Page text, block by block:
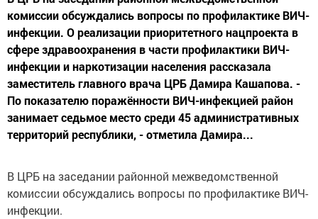
комиссии обсуждались вопросы по профилактике ВИЧ-
инфекции. О реализации приоритетного нацпроекта в
сфере здравоохранения в части профилактики ВИЧ-
инфекции и наркотизации населения рассказала
заместитель главного врача ЦРБ Дамира Кашапова. -
По показателю поражённости ВИЧ-инфекцией район
занимает седьмое место среди 45 административных
территорий республики, - отметила Дамира...
В ЦРБ на заседании районной межведомственной
комиссии обсуждались вопросы по профилактике ВИЧ-
инфекции.